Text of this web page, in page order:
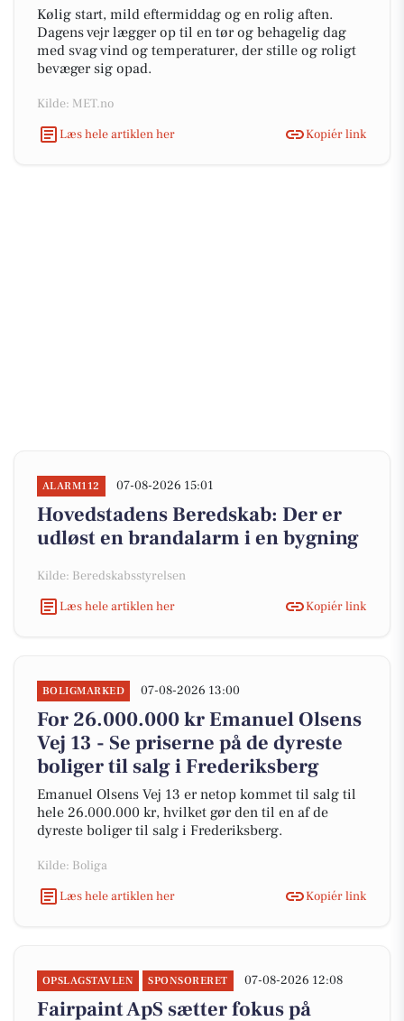
Kølig start, mild eftermiddag og en rolig aften.
Dagens vejr lægger op til en tør og behagelig dag
med svag vind og temperaturer, der stille og roligt
bevæger sig opad.
Kilde: MET.no
Læs hele artiklen her
Kopiér link
ALARM112 07-08-2026 15:01
Hovedstadens Beredskab: Der er
udløst en brandalarm i en bygning
Kilde: Beredskabsstyrelsen
Læs hele artiklen her
Kopiér link
BOLIGMARKED 07-08-2026 13:00
For 26.000.000 kr Emanuel Olsens
Vej 13 - Se priserne på de dyreste
boliger til salg i Frederiksberg
Emanuel Olsens Vej 13 er netop kommet til salg til
hele 26.000.000 kr, hvilket gør den til en af de
dyreste boliger til salg i Frederiksberg.
Kilde: Boliga
Læs hele artiklen her
Kopiér link
OPSLAGSTAVLEN SPONSORERET 07-08-2026 12:08
Fairpaint ApS sætter fokus på